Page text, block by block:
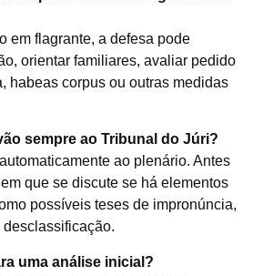
em flagrante, a defesa pode
orientar familiares, avaliar pedido
habeas corpus ou outras medidas
sempre ao Tribunal do Júri?
ao plenário. Antes
que se discute se há elementos
possíveis teses de impronúncia,
uma análise inicial?